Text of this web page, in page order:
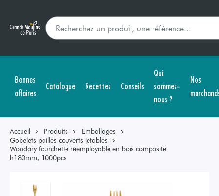
Bonnes
affaires
Catalogue Recettes Conseils
Qui
sommes-
nous ?
Nos
Accueil Produits
Emballages
Gobelets pailles couverts jetables
Woodary fourchette réemployable en bois composite
h180mm, 1000pcs